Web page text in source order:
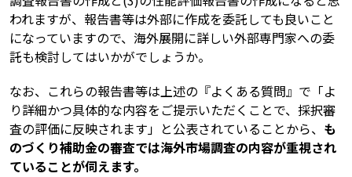
われますが、報告書等は外部に作成を委託しても良いこと
になっていますので、海外展開に詳しい外部専門家への委
託も検討してはいかがでしょうか。
なお、これらの報告書等は上述の『よくある質問』で「よ
り詳細かつ具体的な内容をご提示いただくことで、採択審
査の評価に反映されます」と公表されていることから、 も
のづくり補助金の審査では海外市場調査の内容が重視され
ていることが伺えます。